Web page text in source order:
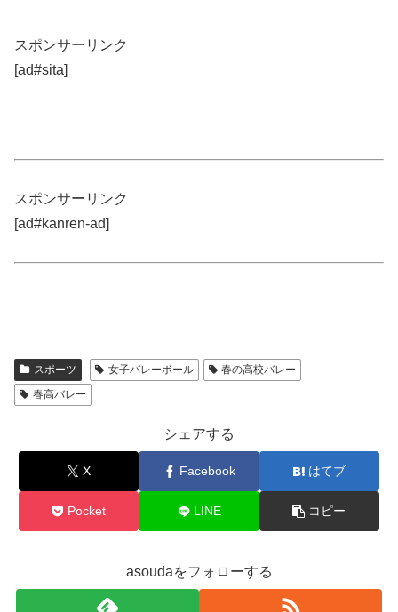
スポンサーリンク
[ad#sita]
スポンサーリンク
[ad#kanren-ad]
スポーツ 女子バレーボール
春の高校バレー
春高バレー
シェアする
X Facebook はてブ
Pocket LINE コピー
asoudaをフォローする